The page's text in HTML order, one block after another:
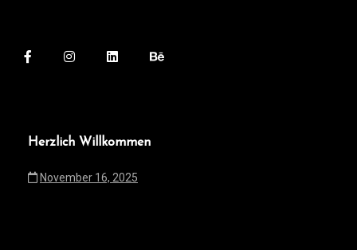
Herzlich Willkommen
November 16, 2025